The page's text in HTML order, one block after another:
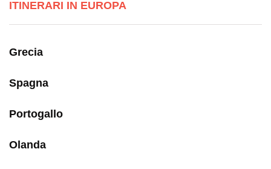
ITINERARI IN EUROPA
Grecia
Spagna
Portogallo
Olanda